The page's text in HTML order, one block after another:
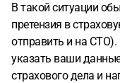
В такой ситуации
претензия в
отправить и на СТО).
указать ваши
страхового дела и